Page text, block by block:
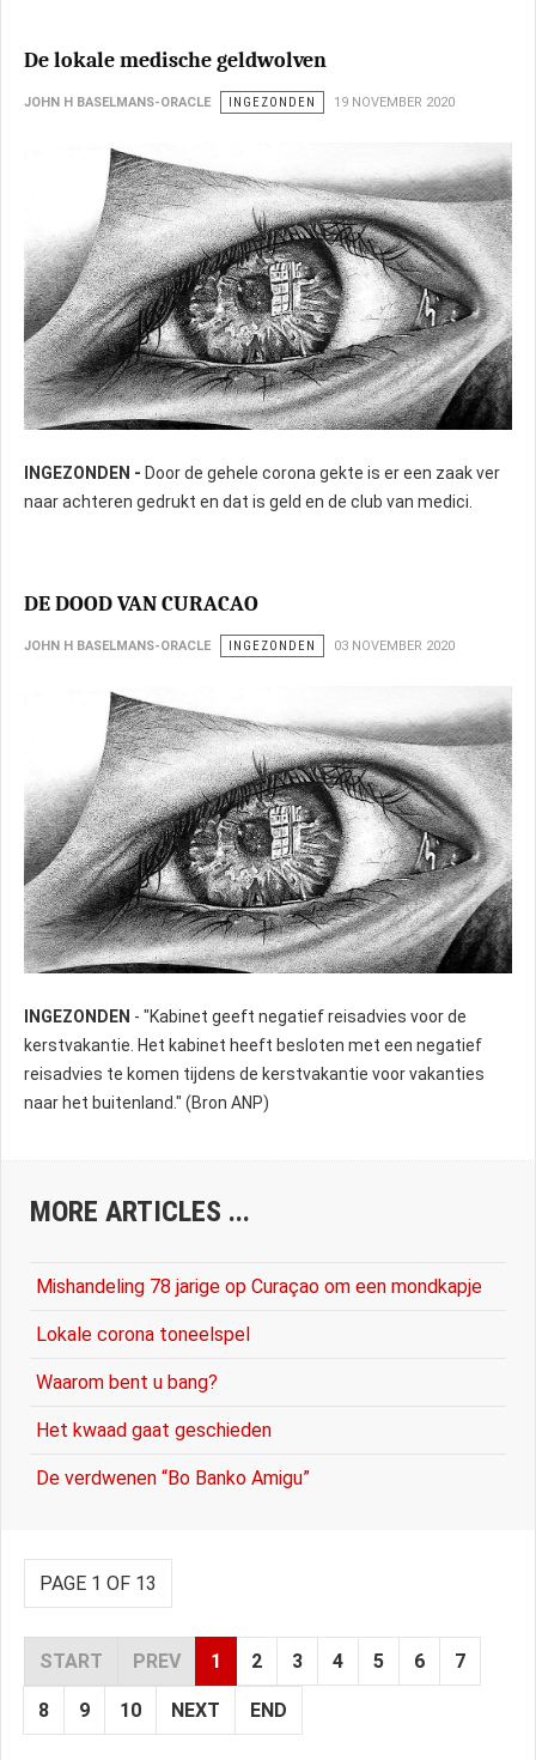
De lokale medische geldwolven
JOHN H BASELMANS-ORACLE INGEZONDEN 19 NOVEMBER 2020
INGEZONDEN - Door de gehele corona gekte is er een zaak ver
naar achteren gedrukt en dat is geld en de club van medici.
DE DOOD VAN CURACAO
JOHN H BASELMANS-ORACLE INGEZONDEN 03 NOVEMBER 2020
INGEZONDEN - "Kabinet geeft negatief reisadvies voor de
kerstvakantie. Het kabinet heeft besloten met een negatief
reisadvies te komen tijdens de kerstvakantie voor vakanties
naar het buitenland." (Bron ANP)
MORE ARTICLES ...
Mishandeling 78 jarige op Curaçao om een mondkapje
Lokale corona toneelspel
Waarom bent u bang?
Het kwaad gaat geschieden
De verdwenen “Bo Banko Amigu”
PAGE 1 OF 13
START PREV 1 2 3 4 5 6 7
8 9 10 NEXT END